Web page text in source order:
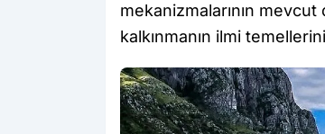
mekanizmalarının
kalkınmanın ilmi